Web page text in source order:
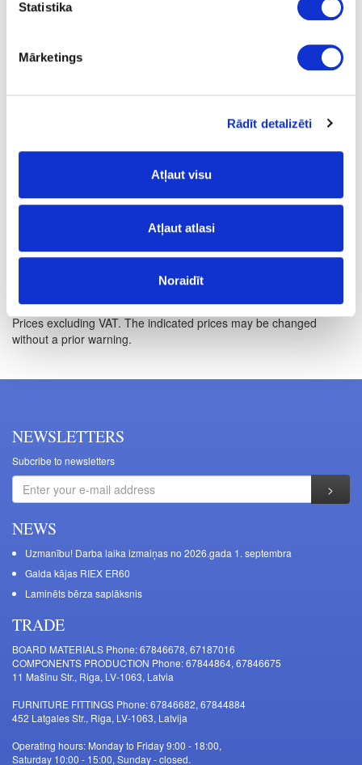
Statistika
Mārketings
Rādīt detalizēti
Atļaut visu
Atļaut atlasi
Noraidīt
2.97
FSC:
Volume discounts: 3-5 sheets – 5%, 6-10 sheets 10%, 11-29
sheets – 15%, 30-149 sheets – 18%.
Prices excluding VAT. The indicated prices may be changed
without a prior warning.
NEWSLETTERS
Subcribe to newsletters
NEWS
Uzmanību! Darba laika izmaiņas no 2026.gada 1. septembra
Galda kājas RIEX ER60
Laminēts bērza saplāksnis
TRADE
BOARD MATERIALS Phone: 67846678, 67187016
COMPONENTS PRODUCTION Phone: 67844864, 67846675
11 Mašīnu Str., Riga, LV-1063, Latvia
FURNITURE FITTINGS Phone: 67846682, 67844884
452 Latgales Str., Riga, LV-1063, Latvija
Operating hours: Monday to Friday 9:00 - 18:00,
Saturday 10:00 - 15:00, Sunday - closed.